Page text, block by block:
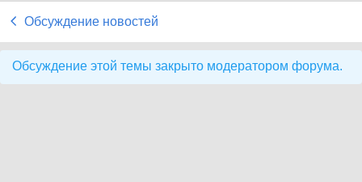
Обсуждение новостей
Обсуждение этой темы закрыто модератором форума.